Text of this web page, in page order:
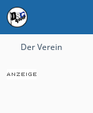
Der Verein